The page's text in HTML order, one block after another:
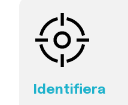
Identifiera